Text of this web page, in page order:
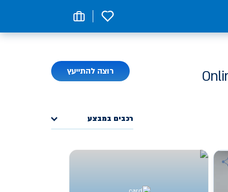
0
רוצה להתייעץ
רכבים במבצע